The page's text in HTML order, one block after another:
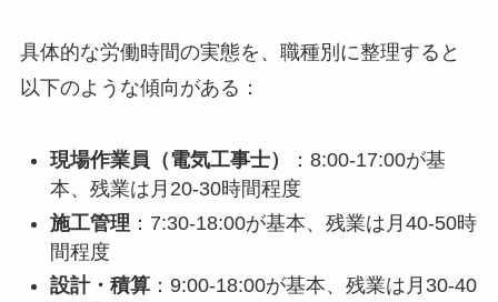
具体的な労働時間の実態を、職種別に整理すると
以下のような傾向がある：
現場作業員（電気工事士）
：8:00-17:00が基
本、残業は月20-30時間程度
施工管理 ：7:30-18:00が基本、残業は月40-50時
間程度
設計・積算：9:00-18:00が基本、残業は月30-40